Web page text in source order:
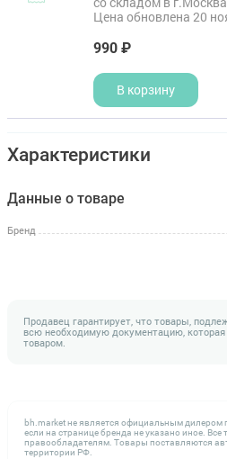
Цена обновлена 20
990 ₽
В корзину
Характеристики
Данные о товаре
Бренд
Продавец гарантирует, что товары,
всю необходимую документацию, которая
товаром.
bh.market не является официальным дилером
если на странице бренда не указано иное.
правообладателям. Товары поставляются
территории РФ.